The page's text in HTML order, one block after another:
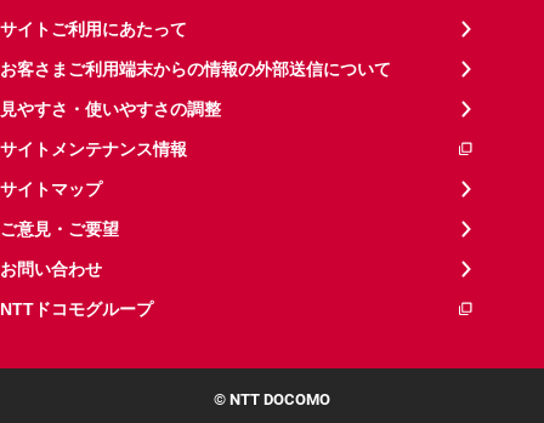
サイトご利用にあたって
お客さまご利用端末からの情報の外部送信について
見やすさ・使いやすさの調整
サイトメンテナンス情報
サイトマップ
ご意見・ご要望
お問い合わせ
NTTドコモグループ
© NTT DOCOMO